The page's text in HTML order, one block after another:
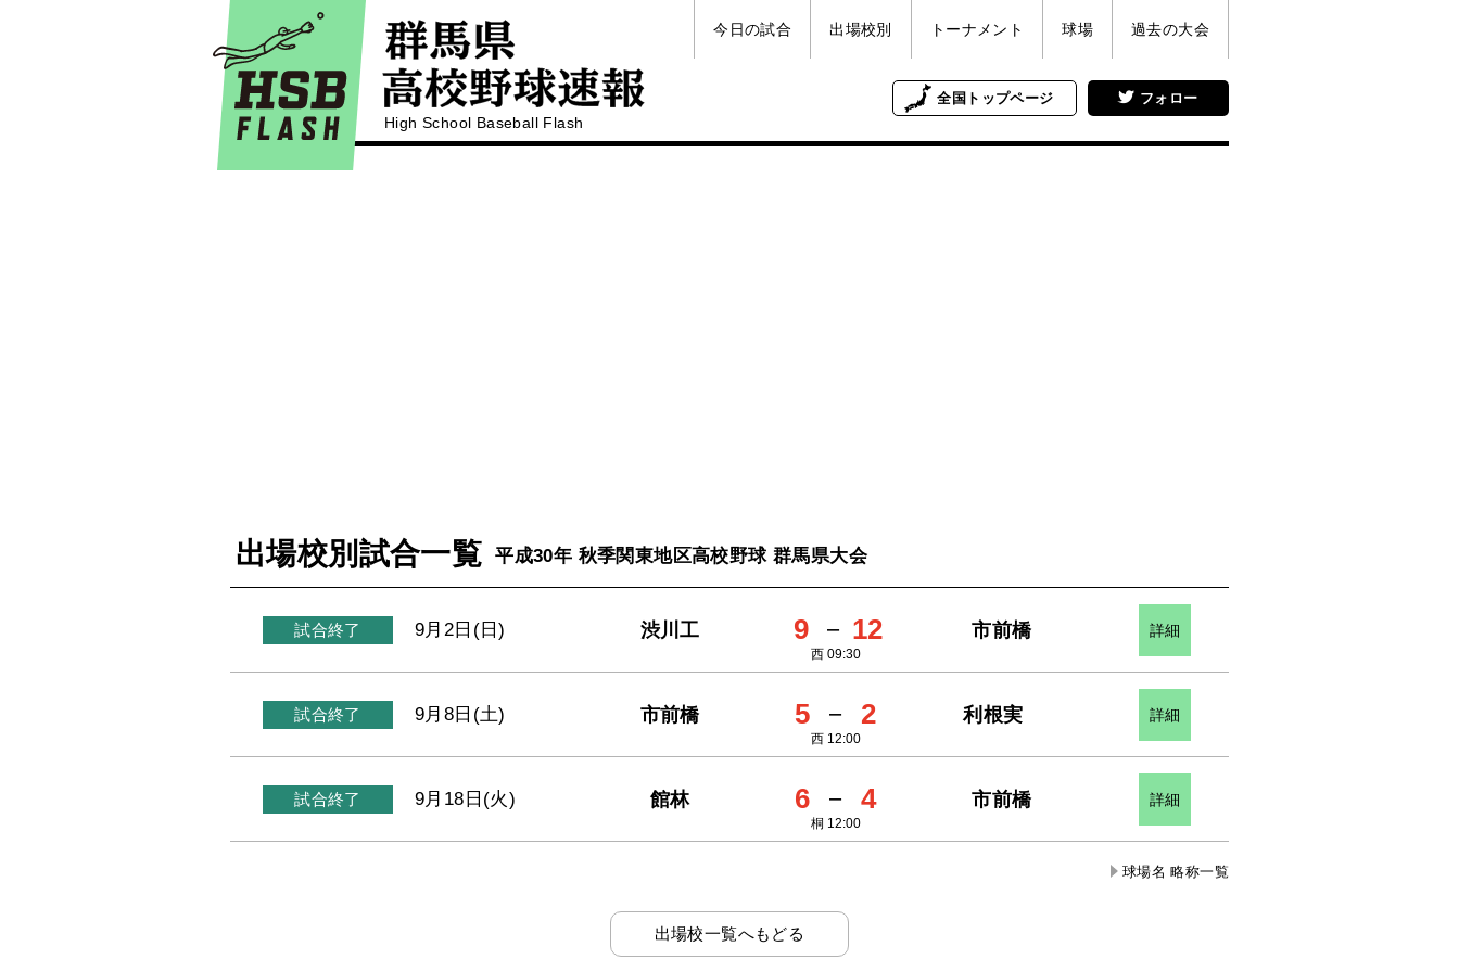
High School Baseball Flash
今日の試合 出場校別 トーナメント 球場 過去の大会
フォロー
全国 トップページ
出場校別試合一覧 平成30年 秋季関東地区高校野球 群馬県大会
試合終了 9月2日(日) 渋川工 9 － 12
西 09:30
市前橋 詳細
試合終了 9月8日(土) 市前橋 5 － 2
西 12:00
利根実 詳細
試合終了 9月18日(火) 館林 6 － 4
桐 12:00
市前橋 詳細
球場名 略称一覧
出場校一覧へもどる